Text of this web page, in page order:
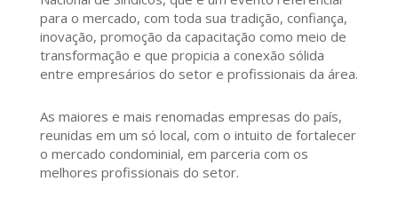
para o mercado, com toda sua tradição, confiança,
inovação, promoção da capacitação como meio de
transformação e que propicia a conexão sólida
entre empresários do setor e profissionais da área.
As maiores e mais renomadas empresas do país,
reunidas em um só local, com o intuito de fortalecer
o mercado condominial, em parceria com os
melhores profissionais do setor.